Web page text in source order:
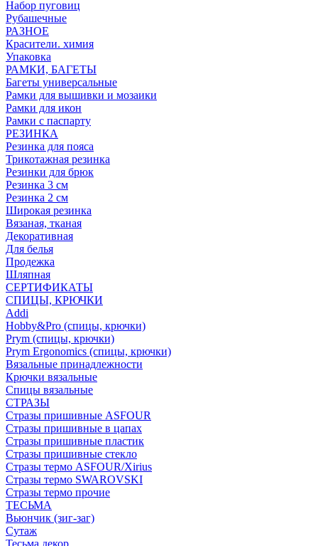
Набор пуговиц
Рубашечные
РАЗНОЕ
Красители. химия
Упаковка
РАМКИ, БАГЕТЫ
Багеты универсальные
Рамки для вышивки и мозаики
Рамки для икон
Рамки с паспарту
РЕЗИНКА
Резинка для пояса
Трикотажная резинка
Резинки для брюк
Резинка 3 см
Резинка 2 см
Широкая резинка
Вязаная, тканая
Декоративная
Для белья
Продежка
Шляпная
СЕРТИФИКАТЫ
СПИЦЫ, КРЮЧКИ
Addi
Hobby&Pro (спицы, крючки)
Prym (спицы, крючки)
Prym Ergonomics (спицы, крючки)
Вязальные принадлежности
Крючки вязальные
Спицы вязальные
СТРАЗЫ
Стразы пришивные ASFOUR
Стразы пришивные в цапах
Стразы пришивные пластик
Стразы пришивные стекло
Стразы термо ASFOUR/Xirius
Стразы термо SWAROVSKI
Стразы термо прочие
ТЕСЬМА
Вьюнчик (зиг-заг)
Сутаж
Тесьма декор